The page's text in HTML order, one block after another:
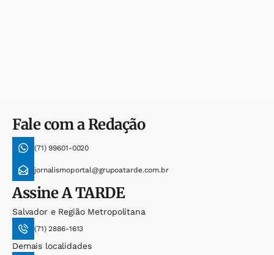
Fale com a Redação
(71) 99601-0020
jornalismoportal@grupoatarde.com.br
AssineA TARDE
Salvador e Região Metropolitana
(71) 2886-1613
Demais localidades